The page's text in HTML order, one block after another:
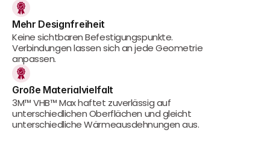
Mehr Designfreiheit
Keine sichtbaren Befestigungspunkte.
Verbindungen lassen sich an jede Geometrie
anpassen.
Große Materialvielfalt
3M™ VHB™ Max haftet zuverlässig auf
unterschiedlichen Oberflächen und gleicht
unterschiedliche Wärmeausdehnungen aus.